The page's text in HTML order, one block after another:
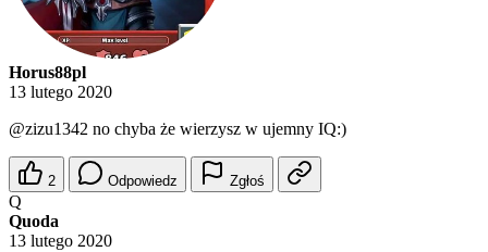
Horus88pl
13 lutego 2020
@zizu1342 no chyba że wierzysz w ujemny IQ:)
2 Odpowiedz Zgłoś
Q
Quoda
13 lutego 2020